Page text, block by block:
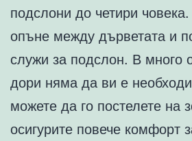
подслони до четири
опъне между дърветата и
служи за подслон. В много
дори няма да ви е
можете да го постелете на
осигурите повече комфорт